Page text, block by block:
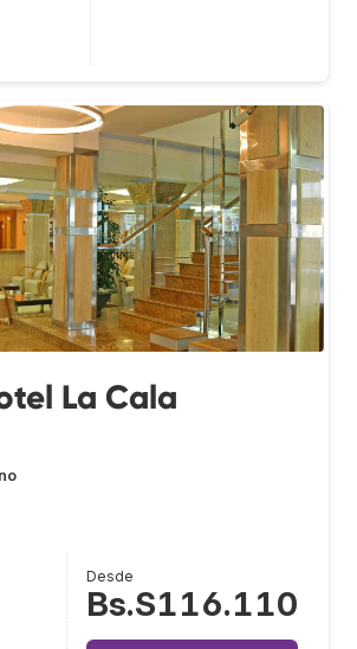
La Cala
Desde
Bs.S116.110